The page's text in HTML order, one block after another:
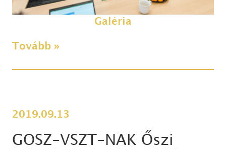
Galéria
Tovább »
2019.09.13
GOSZ-VSZT-NAK Őszi